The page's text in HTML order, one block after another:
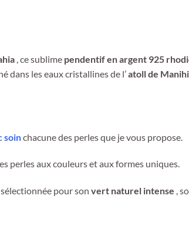
, ce sublime pendentif en argent 925
dans les eaux cristallines de l’atoll de Manihi
soinchacune des perles que je vous propose.
perles aux couleurs et aux formes uniques.
pour son vert naturel intense ,